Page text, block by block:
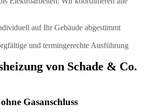
auf Ihr Gebäude abgestimmt
und termingerechte Ausführung
von Schade & Co.
Gasanschluss